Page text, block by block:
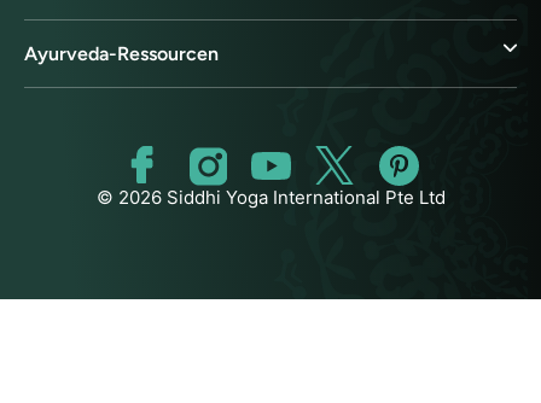
Ayurveda-Ressourcen
© 2026 Siddhi Yoga International Pte Ltd